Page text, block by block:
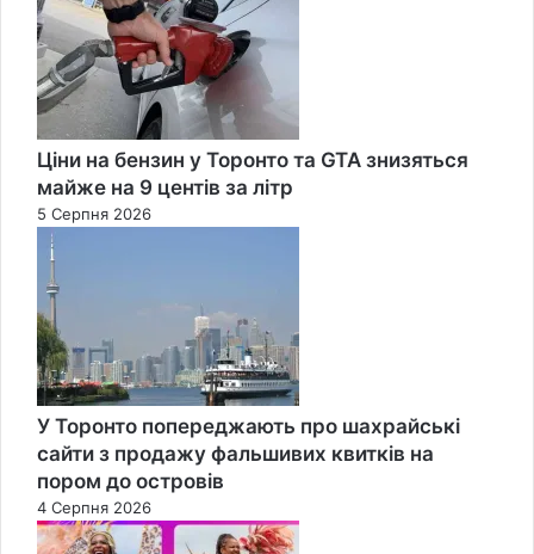
Ціни на бензин у Торонто та GTA знизяться
майже на 9 центів за літр
5 Серпня 2026
У Торонто попереджають про шахрайські
сайти з продажу фальшивих квитків на
пором до островів
4 Серпня 2026